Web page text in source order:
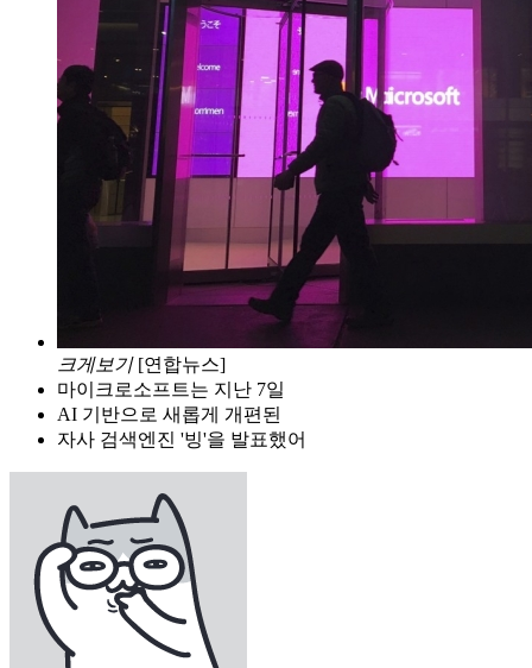
크게보기 [연합뉴스]
마이크로소프트는 지난 7일
AI 기반으로 새롭게 개편된
자사 검색엔진 '빙'을 발표했어